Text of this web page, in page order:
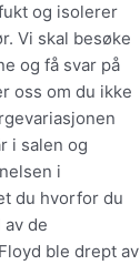
og isolerer
Vi skal besøke
og få svar på
oss om du ikke
i salen og
i
du hvorfor du
de
ble drept av